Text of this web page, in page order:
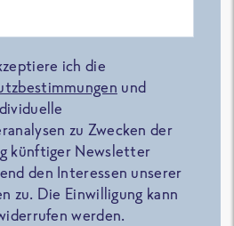
ich die
und
zu Zwecken der
künftiger Newsletter
den Interessen unserer
zu. Die Einwilligung kann
werden.